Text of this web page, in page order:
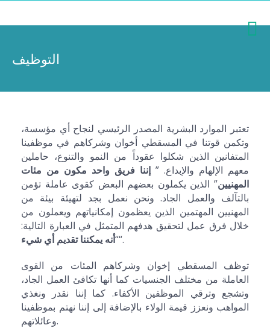
التوظيف
تعتبر الموارد البشرية المصدر الرئيسي لنجاح أي مؤسسة،
وتكمن قوتنا في المسقطي أخوان وشركاهم في موظفينا
المتفانين الذين شكلوا عقوداً من النمو والتنوع، حاملين
معهم الإلهام والإبداع. ” إننا فريق واحد مكون من مئات
المهنيين” الذين يكملون بعضهم البعض كقوى عاملة تؤمن
بالتآلف والعمل الجاد. ونحن نعمل بجد لتهيئة بيئة من
المهنيين المهتمين الذين يعظمون إمكانياتهم ويعملون من
خلال فرق عمل لتحقيق هدفهم المتمثل في العبارة التالية:
“أنه يمكننا تقديم أي شيء “.
توظف المسقطي إخوان وشركاهم المئات من القوى
العاملة من مختلف الجنسيات كما أنها تكافئ العمل الجاد،
وتشجع وترقي الموظفين الأكفاء. كما إننا نقدر ونغذي
المواهب ونعزز قيمة الولاء بالإضافة إلى إننا نهتم بموظفينا
وعائلاتهم.